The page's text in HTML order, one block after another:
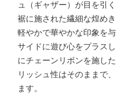
ュ（ギャザー）が目を引
裾に施された繊細な煌め
軽やかで華やかな印象を与
サイドに遊び心をプラス
にチェーンリボンを施し
リッシュ性はそのままで
ます。